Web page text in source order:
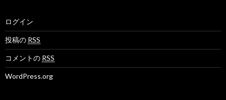
ログイン
投稿の RSS
コメントの RSS
WordPress.org